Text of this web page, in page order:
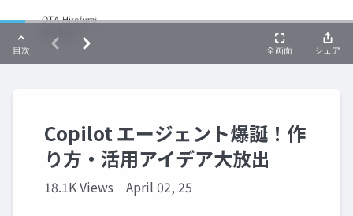
Copilot エージェント爆誕！作
り方・活用アイデア大放出
18.1K Views April 02, 25